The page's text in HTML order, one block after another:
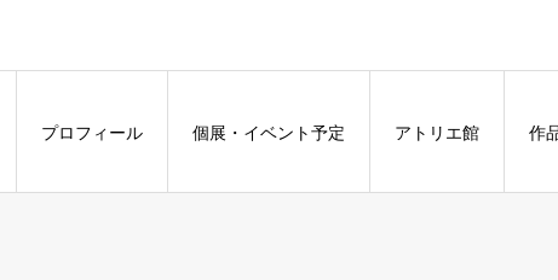
プロフィール 個展・イベント予定 アトリエ館 作